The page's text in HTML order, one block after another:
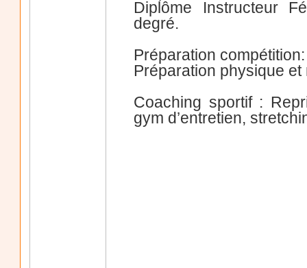
Diplôme Instructeur
degré.
Préparation compétition:
Préparation physique
Coaching sportif :
gym d’entretien,